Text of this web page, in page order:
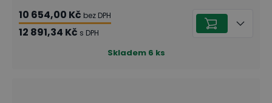
10 654,00 Kč bez DPH
12 891,34 Kč s DPH
Skladem 6 ks